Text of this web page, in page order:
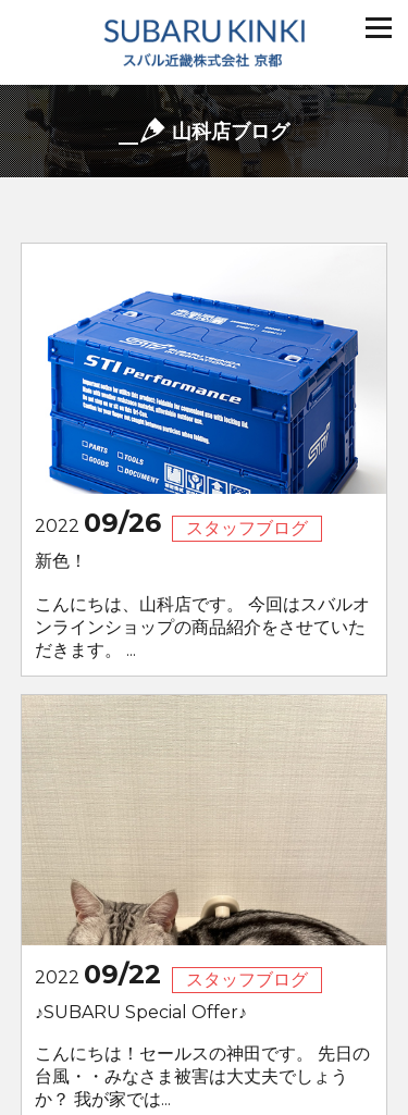
山科店ブログ
2022 09/26
スタッフブログ
新色！
こんにちは、山科店です。 今回はスバルオ
ンラインショップの商品紹介をさせていた
だきます。 ...
2022 09/22
スタッフブログ
♪SUBARU Special Offer♪
こんにちは！セールスの神田です。 先日の
台風・・みなさま被害は大丈夫でしょう
か？ 我が家では...